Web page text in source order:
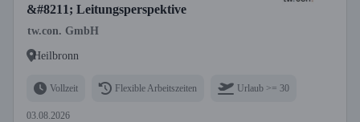
&#8211; Leitungsperspektive
tw.con. GmbH
Heilbronn
Vollzeit Flexible Arbeitszeiten Urlaub >= 30
03.08.2026